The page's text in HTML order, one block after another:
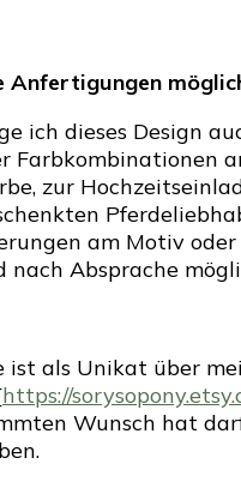
Anfertigungen
ich dieses Design
Farbkombinationen
zur
am Motiv
nach Absprache
ist als Unikat über
https://
Wunsch hat